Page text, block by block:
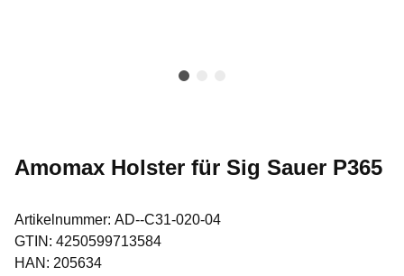
Amomax Holster für Sig Sauer P365
Artikelnummer: AD--C31-020-04
GTIN: 4250599713584
HAN: 205634